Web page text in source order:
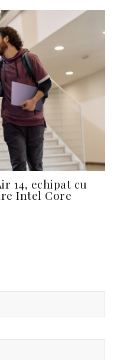
14, echipat cu
Intel Core